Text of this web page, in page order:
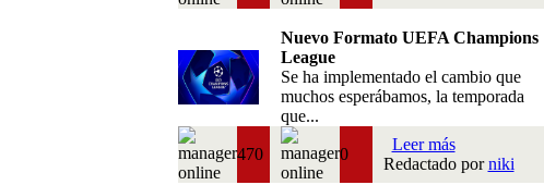
Nuevo Formato UEFA Champions
League
Se ha implementado el cambio que
muchos esperábamos, la temporada
que...
470 0
Leer más
Redactado porniki